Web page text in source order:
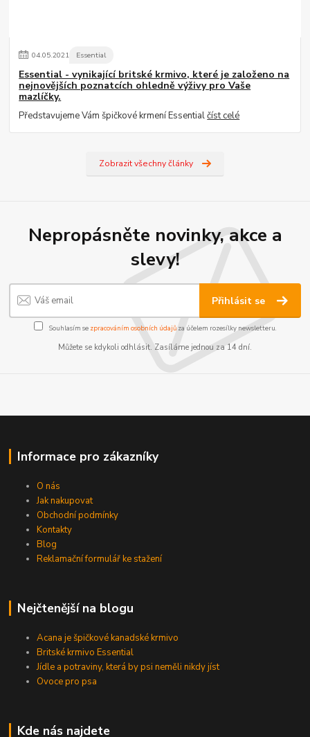
04.05.2021 Essential
Essential - vynikající britské krmivo, které je založeno na
nejnovějších poznatcích ohledně výživy pro Vaše
mazlíčky.
Představujeme Vám špičkové krmení Essentialčíst celé
Zobrazit všechny články
Nepropásněte novinky, akce a
slevy!
Přihlásit se
Souhlasím se zpracováním osobních údajůza účelem rozesílky newsletteru.
Můžete se kdykoli odhlásit. Zasíláme jednou za 14 dní.
Informace pro zákazníky
O nás
Jak nakupovat
Obchodní podmínky
Kontakty
Blog
Reklamační formulář ke stažení
Nejčtenější na blogu
Acana je špičkové kanadské krmivo
Britské krmivo Essential
Jídle a potraviny, která by psi neměli nikdy jíst
Ovoce pro psa
Kde nás najdete